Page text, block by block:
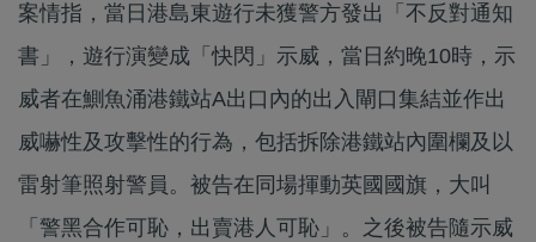
案情指，當日港島東遊行未獲警方發出「不反對通知
書」，遊行演變成「快閃」示威，當日約晚10時，示
威者在鰂魚涌港鐵站A出口內的出入閘口集結並作出
威嚇性及攻擊性的行為，包括拆除港鐵站內圍欄及以
雷射筆照射警員。被告在同場揮動英國國旗，大叫
「警黑合作可恥，出賣港人可恥」。之後被告隨示威